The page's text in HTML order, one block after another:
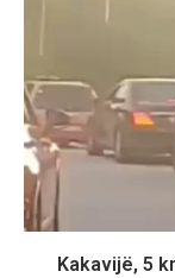
Kakavijë, 5